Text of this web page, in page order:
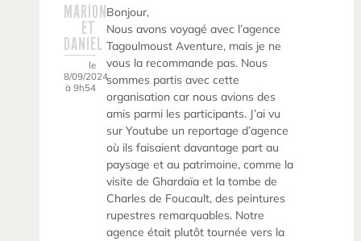
MARION
ET
DANIEL
le
8/09/2024
à 9h54
Bonjour,
Nous avons voyagé avec l’agence
Tagoulmoust Aventure, mais je ne
vous la recommande pas. Nous
sommes partis avec cette
organisation car nous avions des
amis parmi les participants. J’ai vu
sur Youtube un reportage d’agence
où ils faisaient davantage part au
paysage et au patrimoine, comme la
visite de Ghardaïa et la tombe de
Charles de Foucault, des peintures
rupestres remarquables. Notre
agence était plutôt tournée vers la